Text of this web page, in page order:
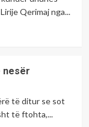
Qerimaj nga...
nesër
të ditur se sot
të ftohta,...